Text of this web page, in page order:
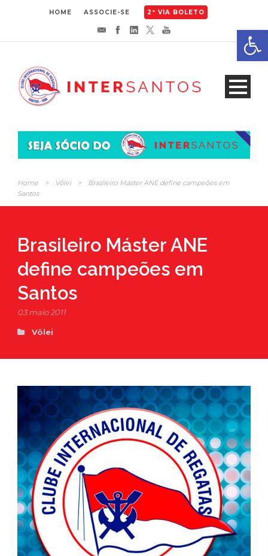
HOME ASSOCIE-SE 2ª VIA BOLETO
Home > Vôlei >
Brasileiro Máster ANE define campeões em
Santos
Brasileiro Máster ANE
define campeões em
Santos
03 maio 2011
Vôlei
Abrir